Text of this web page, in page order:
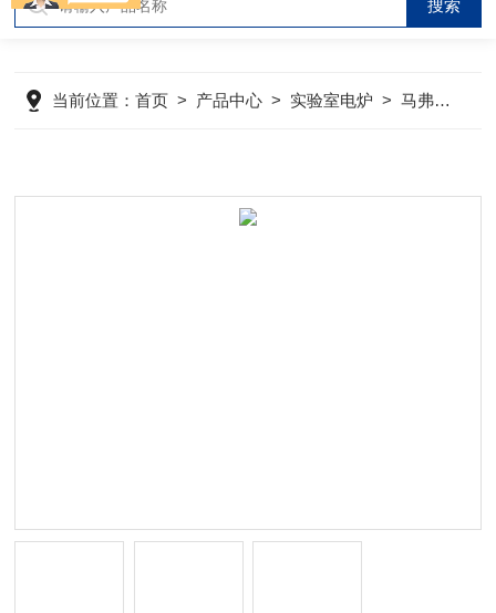
当前位置：首页 > 产品中心 > 实验室电炉 >马弗炉